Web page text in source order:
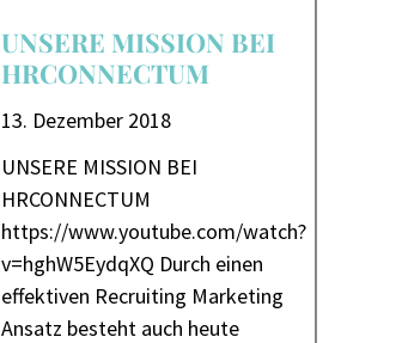
13. Dezember 2018
UNSERE MISSION BEI
HRCONNECTUM
UNSERE MISSION BEI
HRCONNECTUM
https://www.youtube.com/watch?
v=hghW5EydqXQ Durch einen
effektiven Recruiting Marketing
Ansatz besteht auch heute